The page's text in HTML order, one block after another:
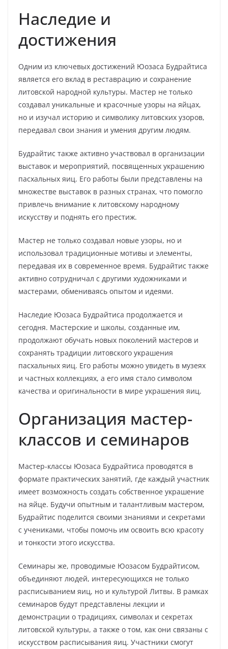
Наследие и
достижения
Одним из ключевых достижений Юозаса Будрайтиса
является его вклад в реставрацию и сохранение
литовской народной культуры. Мастер не только
создавал уникальные и красочные узоры на яйцах,
но и изучал историю и символику литовских узоров,
передавал свои знания и умения другим людям.
Будрайтис также активно участвовал в организации
выставок и мероприятий, посвященных украшению
пасхальных яиц. Его работы были представлены на
множестве выставок в разных странах, что помогло
привлечь внимание к литовскому народному
искусству и поднять его престиж.
Мастер не только создавал новые узоры, но и
использовал традиционные мотивы и элементы,
передавая их в современное время. Будрайтис также
активно сотрудничал с другими художниками и
мастерами, обмениваясь опытом и идеями.
Наследие Юозаса Будрайтиса продолжается и
сегодня. Мастерские и школы, созданные им,
продолжают обучать новых поколений мастеров и
сохранять традиции литовского украшения
пасхальных яиц. Его работы можно увидеть в музеях
и частных коллекциях, а его имя стало символом
качества и оригинальности в мире украшения яиц.
Организация мастер-
классов и семинаров
Мастер-классы Юозаса Будрайтиса проводятся в
формате практических занятий, где каждый участник
имеет возможность создать собственное украшение
на яйце. Будучи опытным и талантливым мастером,
Будрайтис поделится своими знаниями и секретами
с учениками, чтобы помочь им освоить всю красоту
и тонкости этого искусства.
Семинары же, проводимые Юозасом Будрайтисом,
объединяют людей, интересующихся не только
расписыванием яиц, но и культурой Литвы. В рамках
семинаров будут представлены лекции и
демонстрации о традициях, символах и секретах
литовской культуры, а также о том, как они связаны с
искусством расписывания яиц. Участники смогут